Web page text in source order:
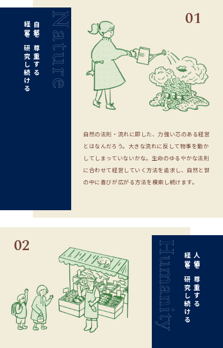
自然を尊重する
経営を研究し続ける
01
自然の法則・流れに即した、力強い芯のある経営
とはなんだろう。大きな流れに反して物事を動か
してしまっていないかな。生命のゆるやかな法則
に合わせて経営していく方法を追求し、自然と世
の中に喜びが広がる方法を模索し続けます。
人情を尊重する
経営を研究し続ける
02